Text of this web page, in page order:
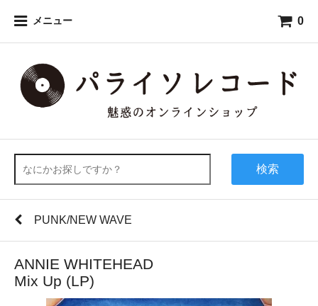
メニュー 0
検索
PUNK/NEW WAVE
ANNIE WHITEHEAD
Mix Up (LP)